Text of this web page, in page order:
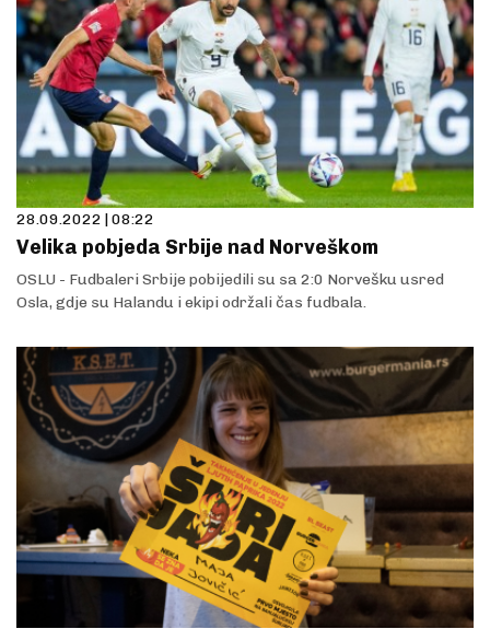
28.09.2022 | 08:22
Velika pobjeda Srbije nad Norveškom
OSLU - Fudbaleri Srbije pobijedili su sa 2:0 Norvešku usred
Osla, gdje su Halandu i ekipi održali čas fudbala.